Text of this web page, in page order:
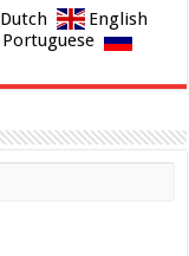
Dutch
English
Portuguese